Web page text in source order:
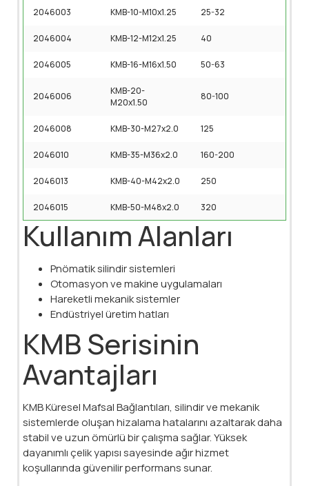
2046003 KMB-10-M10x1.25 25-32
2046004 KMB-12-M12x1.25 40
2046005 KMB-16-M16x1.50 50-63
2046006
KMB-20-
M20x1.50
80-100
2046008 KMB-30-M27x2.0 125
2046010 KMB-35-M36x2.0 160-200
2046013 KMB-40-M42x2.0 250
2046015 KMB-50-M48x2.0 320
Kullanım Alanları
Pnömatik silindir sistemleri
Otomasyon ve makine uygulamaları
Hareketli mekanik sistemler
Endüstriyel üretim hatları
KMB Serisinin
Avantajları
KMB Küresel Mafsal Bağlantıları, silindir ve mekanik
sistemlerde oluşan hizalama hatalarını azaltarak daha
stabil ve uzun ömürlü bir çalışma sağlar. Yüksek
dayanımlı çelik yapısı sayesinde ağır hizmet
koşullarında güvenilir performans sunar.